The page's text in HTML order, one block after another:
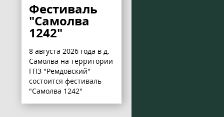
Фестиваль
"Самолва
1242"
8 августа 2026 года в д.
Самолва на территории
ГПЗ "Ремдовский"
состоится фестиваль
"Самолва 1242"